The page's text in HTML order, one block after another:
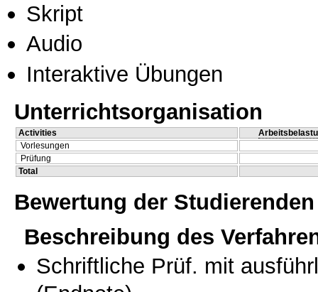
Skript
Audio
Interaktive Übungen
Unterrichtsorganisation
Activities
Vorlesungen
Prüfung
Total
Bewertung der Studierenden
Beschreibung des
Schriftliche Prüf. mit